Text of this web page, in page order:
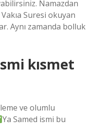
Namazdan
Suresi okuyan
Aynı zamanda bolluk
kısmet
ve olumlu
Ya Samed ismi bu